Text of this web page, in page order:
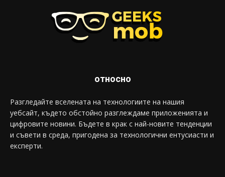
относно
Разгледайте вселената на технологиите на нашия
уебсайт, където обстойно разглеждаме приложенията и
цифровите новини. Бъдете в крак с най-новите тенденции
и съвети в среда, пригодена за технологични ентусиасти и
експерти.